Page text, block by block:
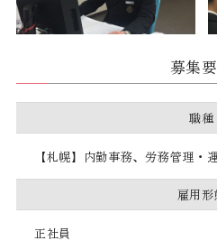
募集
職種
【札幌】内勤事務、労務管理・
雇用形
正社員